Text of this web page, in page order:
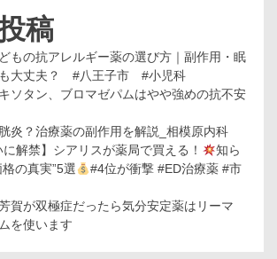
稿
もの抗アレルギー薬の選び方｜副作用・眠
も大丈夫？ #八王子市 #小児科
ソタン、ブロマゼパムはやや強めの抗不安
炎？治療薬の副作用を解説_相模原内科
に解禁】シアリスが薬局で買える！
知ら
の真実”5選
#4位が衝撃 #ED治療薬 #市
賀が双極症だったら気分安定薬はリーマ
を使います